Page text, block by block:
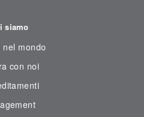
siamo
nel mondo
con noi